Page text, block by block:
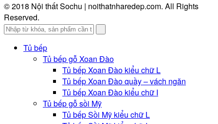
© 2018 Nội thất Sochu | noithatnharedep.com. All Rights
Reserved.
Tủ bếp
Tủ bếp gỗ Xoan Đào
Tủ bếp Xoan Đào kiểu chữ L
Tủ bếp Xoan Đào quầy – vách ngăn
Tủ bếp Xoan Đào kiểu chữ I
Tủ bếp gỗ sồi Mỹ
Tủ bếp Sồi Mỹ kiểu chữ L